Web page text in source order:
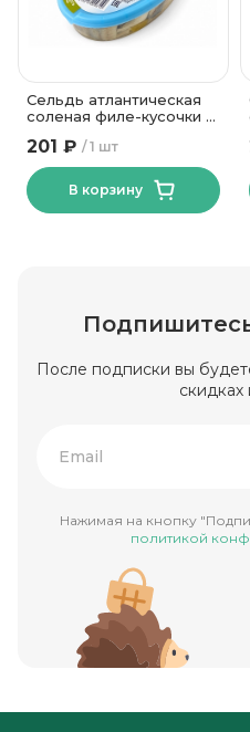
Сельдь атлантическая
соленая филе-кусочки в
Леор 300 гр
1 шт
201 ₽
В корзину
После подписки вы
скидках
Нажимая на кнопку
политикой